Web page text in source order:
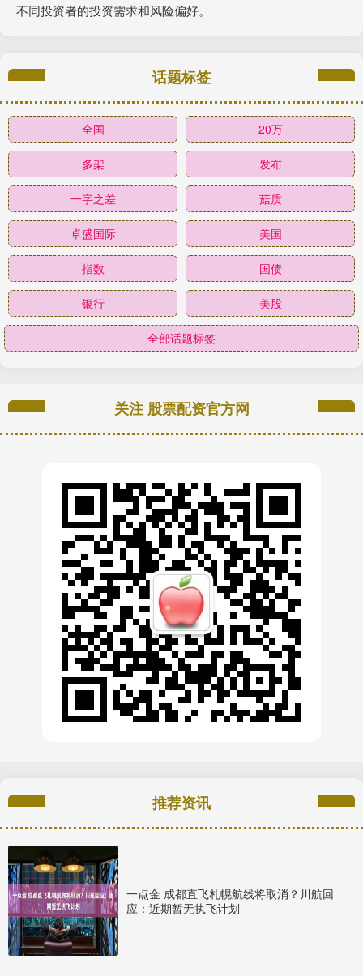
不同投资者的投资需求和风险偏好。
话题标签
全国 20万
多架 发布
一字之差 菇质
卓盛国际 美国
指数 国债
银行 美股
全部话题标签
关注 股票配资官方网
推荐资讯
一点金 成都直飞札幌航线将取消？川航回
应：近期暂无执飞计划